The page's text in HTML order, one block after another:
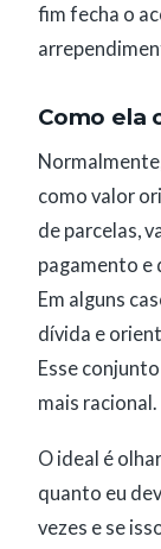
fim fecha o
Como ela
como valor
de parcelas,
pagamento e
Em alguns
dívida e
Esse
mais racional.
O ideal é
quanto eu
vezes e se